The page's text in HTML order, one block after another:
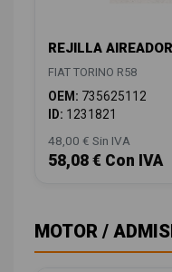
REJILLA
FIAT TORINO R58
OEM: 735625112
ID: 1231821
48,00 € Sin IVA
58,08 € Con IVA
MOTOR /